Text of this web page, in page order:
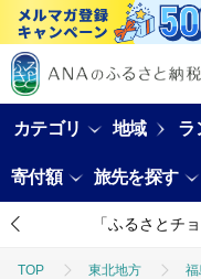
カテゴリ 地域 ラ
寄付額 旅先を探す
「ふるさとチ
TOP 東北地方